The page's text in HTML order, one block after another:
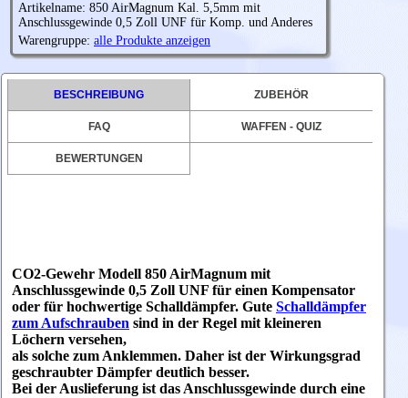
Artikelname: 850 AirMagnum Kal. 5,5mm mit
Anschlussgewinde 0,5 Zoll UNF für Komp. und Anderes
Warengruppe: alle Produkte anzeigen
BESCHREIBUNG ZUBEHÖR
FAQ WAFFEN - QUIZ
BEWERTUNGEN
CO2-Gewehr Modell 850 AirMagnum mit
Anschlussgewinde 0,5 Zoll UNF für einen Kompensator
oder für hochwertige Schalldämpfer. Gute Schalldämpfer
zum Aufschrauben sind in der Regel mit kleineren
Löchern versehen,
als solche zum Anklemmen. Daher ist der Wirkungsgrad
geschraubter Dämpfer deutlich besser.
Bei der Auslieferung ist das Anschlussgewinde durch eine